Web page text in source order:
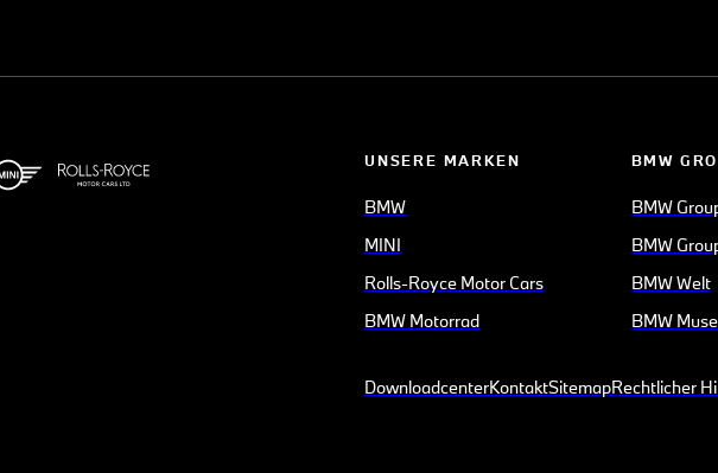
UNSERE MARKEN
BMW
MINI
Rolls-Royce Motor Cars
BMW Motorrad
BMW
BMW
BMW
BMW Welt
BMW
DownloadcenterKontaktSitemapRechtlicher